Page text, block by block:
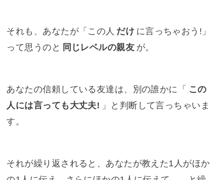
それも、あなたが「この人 だけ に言っちゃおう!」
って思うのと 同じレベルの親友 が。
あなたの信頼している友達は、別の誰かに「 この
人には言っても大丈夫! 」と判断して言っちゃいま
す。
それが繰り返されると、あなたが教えた1人がほか